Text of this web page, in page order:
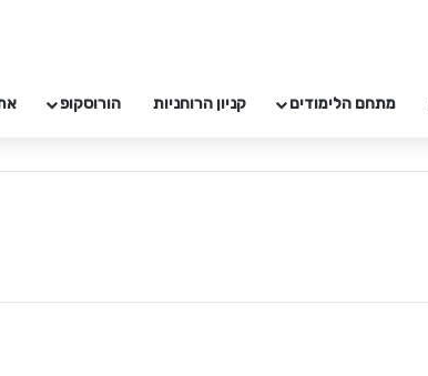
מתחם הלימודים קניון הרוחניות הורוסקופ